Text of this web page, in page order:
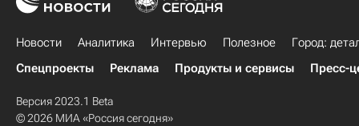
Новости Аналитика Интервью Полезное
Город:
Спецпроекты
Реклама Продукты и сервисы Пресс-
Версия 2023.1 Beta
© 2026 МИА «Россия сегодня»